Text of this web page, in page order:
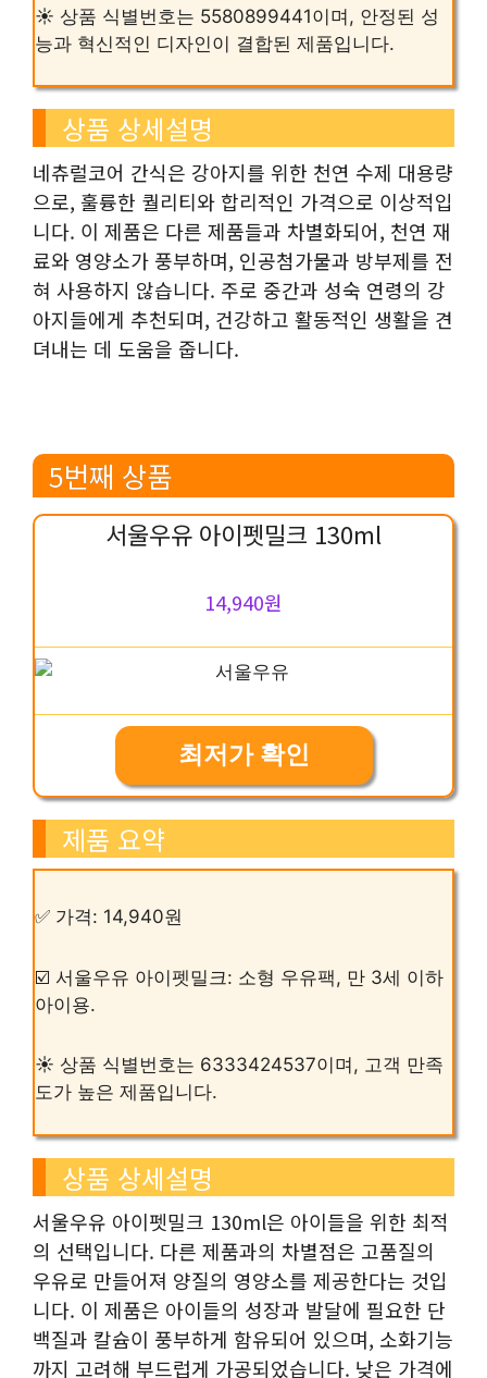
☀️ 상품 식별번호는 5580899441이며, 안정된 성
능과 혁신적인 디자인이 결합된 제품입니다.
상품 상세설명
네츄럴코어 간식은 강아지를 위한 천연 수제 대용량
으로, 훌륭한 퀄리티와 합리적인 가격으로 이상적입
니다. 이 제품은 다른 제품들과 차별화되어, 천연 재
료와 영양소가 풍부하며, 인공첨가물과 방부제를 전
혀 사용하지 않습니다. 주로 중간과 성숙 연령의 강
아지들에게 추천되며, 건강하고 활동적인 생활을 견
뎌내는 데 도움을 줍니다.
5번째 상품
서울우유 아이펫밀크 130ml
14,940원
최저가 확인
제품 요약
✅ 가격: 14,940원
☑️ 서울우유 아이펫밀크: 소형 우유팩, 만 3세 이하
아이용.
☀️ 상품 식별번호는 6333424537이며, 고객 만족
도가 높은 제품입니다.
상품 상세설명
서울우유 아이펫밀크 130ml은 아이들을 위한 최적
의 선택입니다. 다른 제품과의 차별점은 고품질의
우유로 만들어져 양질의 영양소를 제공한다는 것입
니다. 이 제품은 아이들의 성장과 발달에 필요한 단
백질과 칼슘이 풍부하게 함유되어 있으며, 소화기능
까지 고려해 부드럽게 가공되었습니다. 낮은 가격에